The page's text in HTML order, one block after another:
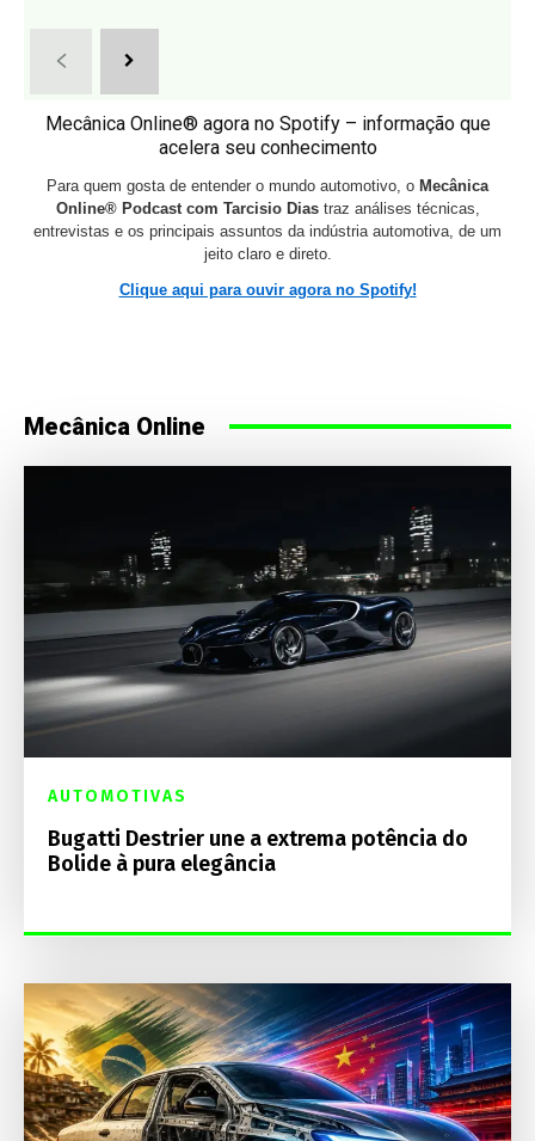
Mecânica Online® agora no Spotify – informação que
acelera seu conhecimento
Para quem gosta de entender o mundo automotivo, o Mecânica
Online® Podcast com Tarcisio Diastraz análises técnicas,
entrevistas e os principais assuntos da indústria automotiva, de um
jeito claro e direto.
Clique aqui para ouvir agora no Spotify!
Mecânica Online
AUTOMOTIVAS
Bugatti Destrier une a extrema potência do
Bolide à pura elegância